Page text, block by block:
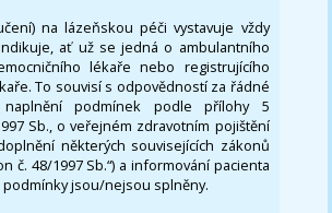
na lázeňskou péči vystavuje vždy
ať už se jedná o ambulantního
lékaře nebo registrujícího
To souvisí s odpovědností za řádné
naplnění podmínek podle přílohy 5
Sb., o veřejném zdravotním pojištění
některých souvisejících zákonů
č. 48/1997 Sb.“) a informování pacienta
podmínky jsou/nejsou splněny.